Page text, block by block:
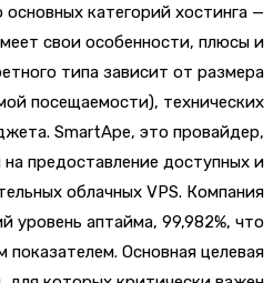
основных категорий
имеет свои особенности,
типа зависит от
посещаемости),
бюджета. SmartApe, это
на предоставление
облачных VPS.
уровень аптайма,
показателем. Основная